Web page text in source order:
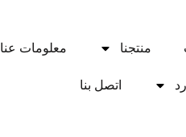
منتجنا معلومات عنا
اتصل بنا